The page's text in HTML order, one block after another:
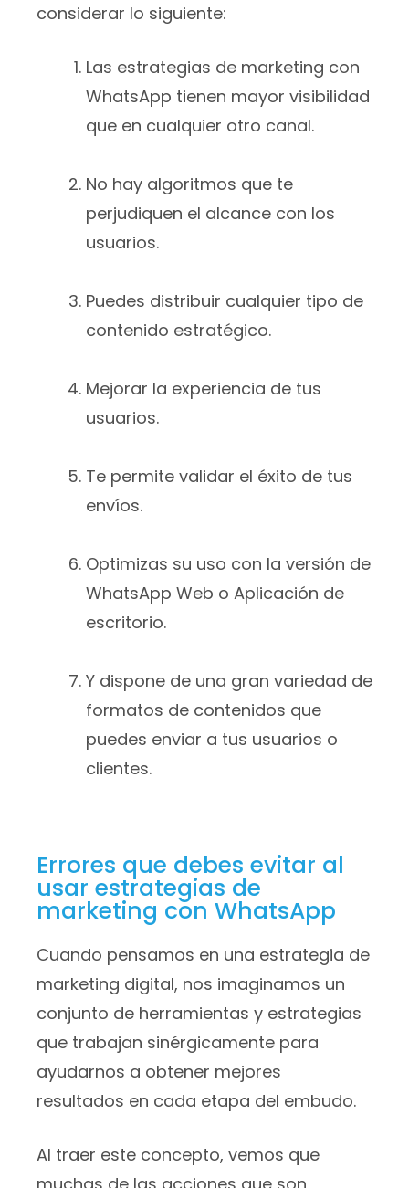
considerar lo siguiente:
Las estrategias de marketing con
WhatsApp tienen mayor visibilidad
que en cualquier otro canal.
No hay algoritmos que te
perjudiquen el alcance con los
usuarios.
Puedes distribuir cualquier tipo de
contenido estratégico.
Mejorar la experiencia de tus
usuarios.
Te permite validar el éxito de tus
envíos.
Optimizas su uso con la versión de
WhatsApp Web o Aplicación de
escritorio.
Y dispone de una gran variedad de
formatos de contenidos que
puedes enviar a tus usuarios o
clientes.
Errores que debes evitar al
usar estrategias de
marketing con WhatsApp
Cuando pensamos en una estrategia de
marketing digital, nos imaginamos un
conjunto de herramientas y estrategias
que trabajan sinérgicamente para
ayudarnos a obtener mejores
resultados en cada etapa del embudo.
Al traer este concepto, vemos que